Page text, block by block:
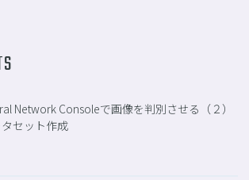
Network Consoleで画像を判別させる（２）
セット作成